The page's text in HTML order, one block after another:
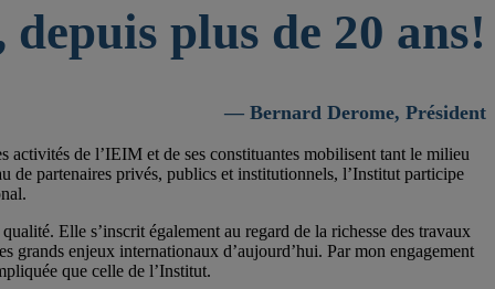
plus de 20 ans!
— Bernard Derome, Président
activités de l’IEIM et de ses constituantes mobilisent tant le milieu
de partenaires privés, publics et institutionnels, l’Institut participe
Elle s’inscrit également au regard de la richesse des travaux
grands enjeux internationaux d’aujourd’hui. Par mon engagement
que celle de l’Institut.